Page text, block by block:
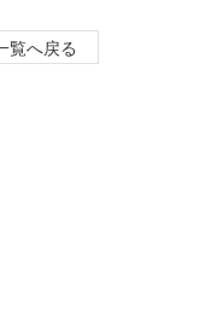
覧へ戻る